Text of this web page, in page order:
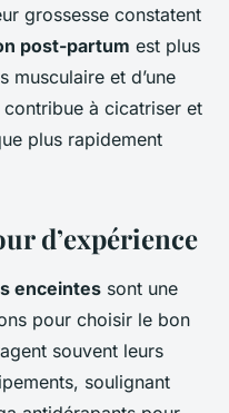
grossesse constatent
post-partum est plus
musculaire et d’une
contribue à cicatriser et
plus rapidement
d’expérience
enceintes sont une
pour choisir le bon
souvent leurs
soulignant